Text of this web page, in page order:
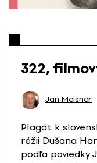
322,
Jan Meisner
Plagát k
réžii Dušana
podľa poviedky